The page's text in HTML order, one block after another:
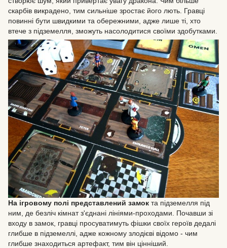
скарбів викрадено, тим сильніше зростає його лють. Гравці
повинні бути швидкими та обережними, адже лише ті, хто
втече з підземелля, зможуть насолодитися своїми здобутками.
На ігровому полі представлений замок та підземелля під
ним, де безліч кімнат з'єднані лініями-проходами. Почавши зі
входу в замок, гравці просуватимуть фішки своїх героїв дедалі
глибше в підземеллі, адже кожному злодієві відомо - чим
глибше знаходиться артефакт, тим він цінніший.